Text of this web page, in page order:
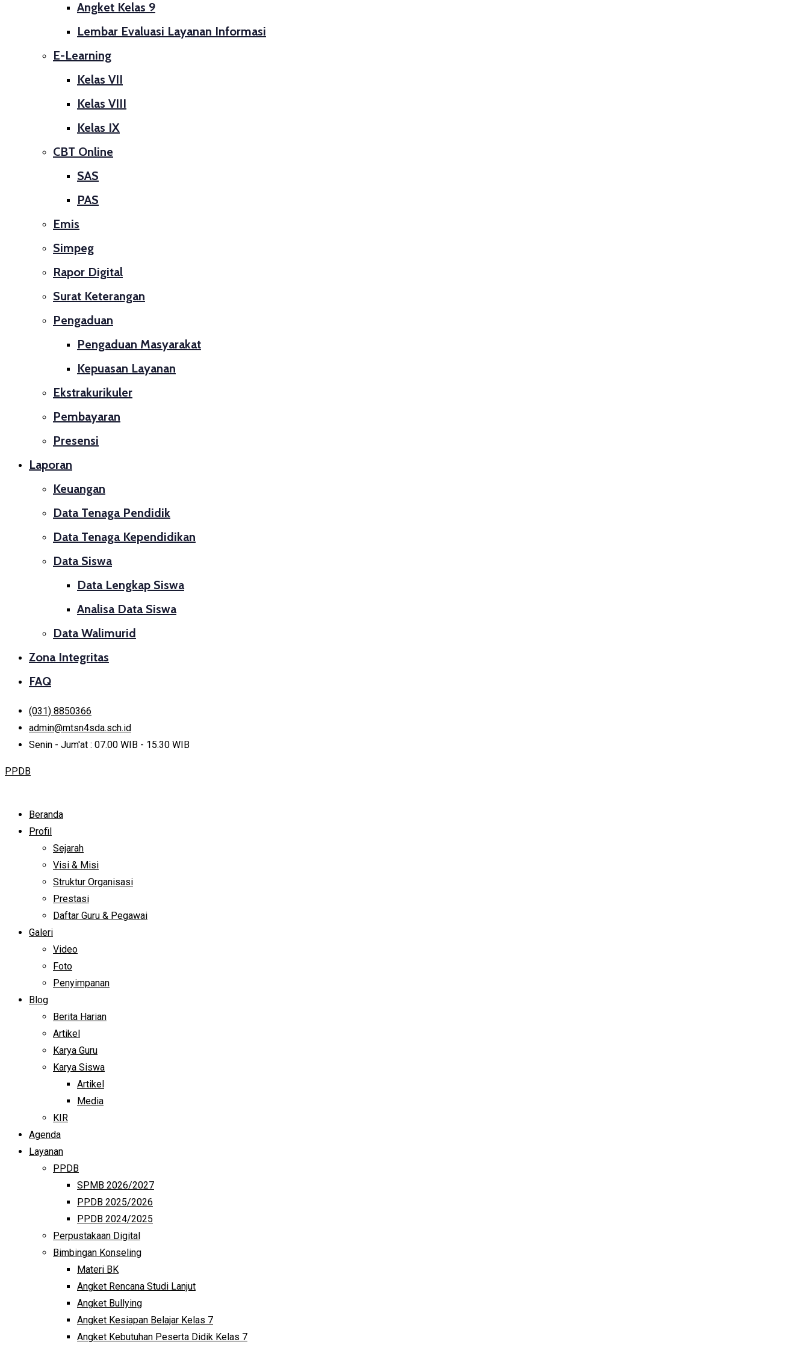
Angket Kelas 9
Lembar Evaluasi Layanan Informasi
E-Learning
Kelas VII
Kelas VIII
Kelas IX
CBT Online
SAS
PAS
Emis
Simpeg
Rapor Digital
Surat Keterangan
Pengaduan
Pengaduan Masyarakat
Kepuasan Layanan
Ekstrakurikuler
Pembayaran
Presensi
Laporan
Keuangan
Data Tenaga Pendidik
Data Tenaga Kependidikan
Data Siswa
Data Lengkap Siswa
Analisa Data Siswa
Data Walimurid
Zona Integritas
FAQ
(031) 8850366
admin@mtsn4sda.sch.id
Senin - Jum'at : 07.00 WIB - 15.30 WIB
PPDB
Beranda
Profil
Sejarah
Visi & Misi
Struktur Organisasi
Prestasi
Daftar Guru & Pegawai
Galeri
Video
Foto
Penyimpanan
Blog
Berita Harian
Artikel
Karya Guru
Karya Siswa
Artikel
Media
KIR
Agenda
Layanan
PPDB
SPMB 2026/2027
PPDB 2025/2026
PPDB 2024/2025
Perpustakaan Digital
Bimbingan Konseling
Materi BK
Angket Rencana Studi Lanjut
Angket Bullying
Angket Kesiapan Belajar Kelas 7
Angket Kebutuhan Peserta Didik Kelas 7